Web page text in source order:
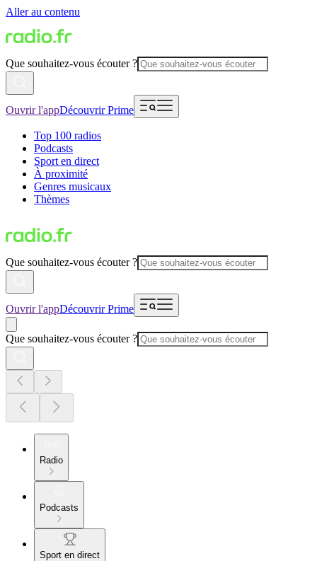
Aller au contenu
Que souhaitez-vous écouter ?
Ouvrir l'appDécouvrir Prime
Top 100 radios
Podcasts
Sport en direct
À proximité
Genres musicaux
Thèmes
Que souhaitez-vous écouter ?
Ouvrir l'appDécouvrir Prime
Que souhaitez-vous écouter ?
Radio
Podcasts
Sport en direct